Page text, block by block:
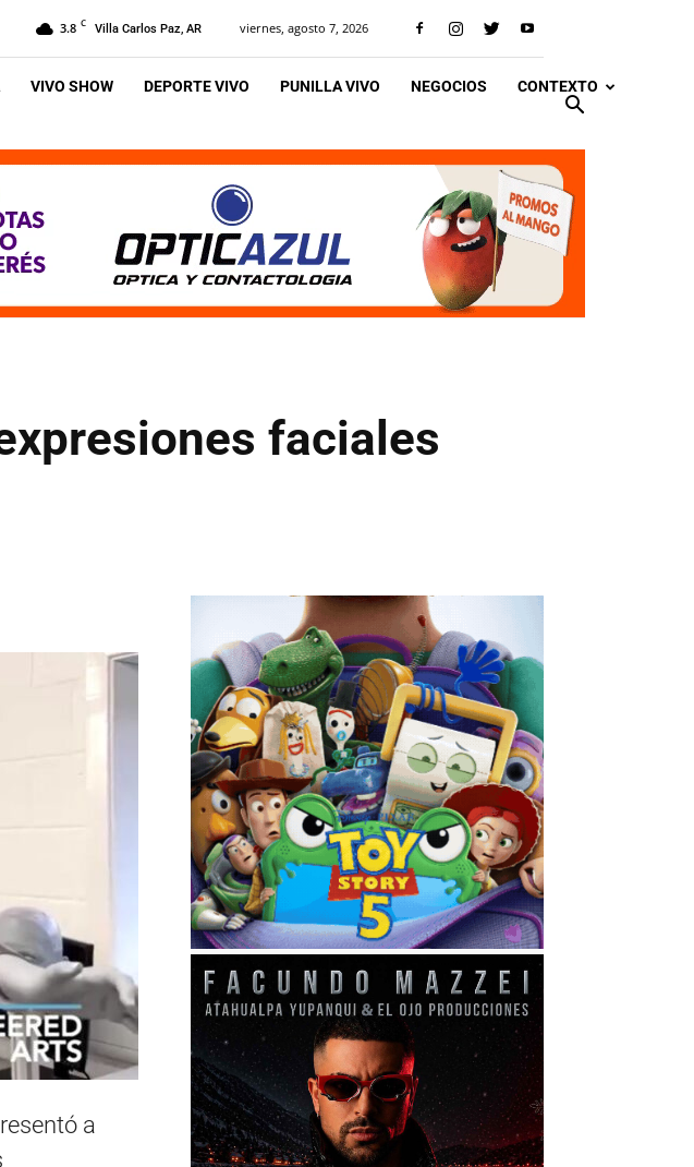
3.8 C Villa Carlos Paz, AR viernes, agosto 7, 2026
VIVO SHOW DEPORTE VIVO PUNILLA VIVO NEGOCIOS CONTEXTO
faciales
a